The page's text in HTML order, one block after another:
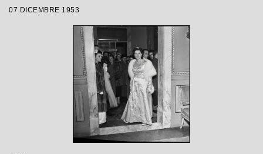
Giulini, con la regia di Tatiana Pavlova;
alle sue spalle la locandina dell'opera.
07 DICEMBRE 1953